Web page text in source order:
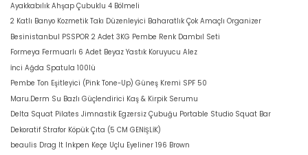
Ayakkabılık Ahşap Çubuklu 4 Bölmeli
2 Katlı Banyo Kozmetik Takı Düzenleyici Baharatlık Çok Amaçlı Organizer
Besinistanbul PSSPOR 2 Adet 3KG Pembe Renk Dambıl Seti
Formeya Fermuarlı 6 Adet Beyaz Yastık Koruyucu Alez
İnci Ağda Spatula 100lü
Pembe Ton Eşitleyici (Pink Tone-Up) Güneş Kremi SPF 50
Maru.Derm Su Bazlı Güçlendirici Kaş & Kirpik Serumu
Delta Squat Pilates Jimnastik Egzersiz Çubuğu Portable Studio Squat Bar
Dekoratif Strafor Köpük Çıta (5 CM GENİŞLİK)
beaulis Drag It Inkpen Keçe Uçlu Eyeliner 196 Brown